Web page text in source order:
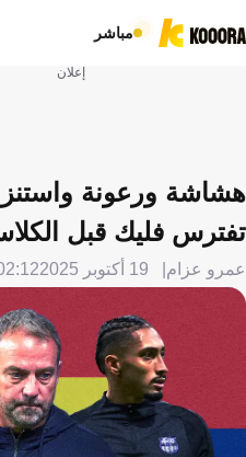
مباشر
إعلان
هشاشة ورعونة
تفترس فليك قبل
عمرو عزام 19 أكتوبر 2025